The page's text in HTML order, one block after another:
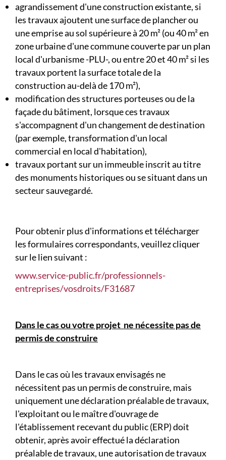
agrandissement d'une construction existante, si
les travaux ajoutent une surface de plancher ou
une emprise au sol supérieure à 20 m² (ou 40 m² en
zone urbaine d'une commune couverte par un plan
local d'urbanisme -PLU-, ou entre 20 et 40 m² si les
travaux portent la surface totale de la
construction au-delà de 170 m²),
modification des structures porteuses ou de la
façade du bâtiment, lorsque ces travaux
s'accompagnent d'un changement de destination
(par exemple, transformation d'un local
commercial en local d'habitation),
travaux portant sur un immeuble inscrit au titre
des monuments historiques ou se situant dans un
secteur sauvegardé.
Pour obtenir plus d'informations et télécharger
les formulaires correspondants, veuillez cliquer
sur le lien suivant :
www.service-public.fr/professionnels-
entreprises/vosdroits/F31687
Dans le cas ou votre projet ne nécessite pas de
permis de construire
Dans le cas où les travaux envisagés ne
nécessitent pas un permis de construire, mais
uniquement une déclaration préalable de travaux,
l'exploitant ou le maître d'ouvrage de
l'établissement recevant du public (ERP) doit
obtenir, après avoir effectué la déclaration
préalable de travaux, une autorisation de travaux